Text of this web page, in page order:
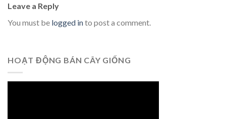
Leave a Reply
You must be logged into post a comment.
HOẠT ĐỘNG BÁN CÂY GIỐNG